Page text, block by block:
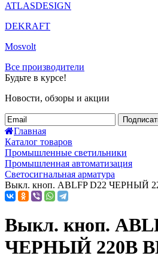
ATLASDESIGN
DEKRAFT
Mosvolt
Все производители
Будьте в курсе!
Новости, обзоры и акции
Главная
Каталог товаров
Промышленные светильники
Промышленная автоматизация
Светосигнальная арматура
Выкл. кноп. ABLFP D22 ЧЕРНЫЙ
Выкл. кноп.
ЧЕРНЫЙ 220В